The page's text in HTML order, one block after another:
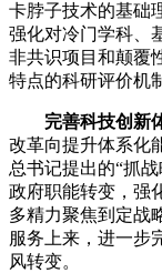
卡脖子技术的基础
强化对冷门学科、
非共识项目和颠覆
特点的科研评价机
完善科技创新
改革向提升体系化
总书记提出的“抓
政府职能转变，强
多精力聚焦到定战
服务上来，进一步
风转变。